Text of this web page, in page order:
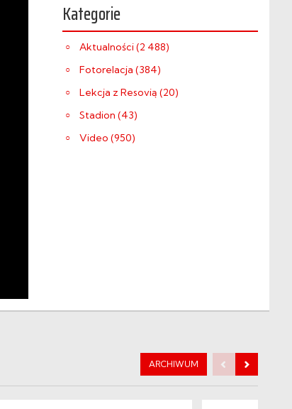
Kategorie
Aktualności (2 488)
Fotorelacja (384)
Lekcja z Resovią (20)
Stadion (43)
Video (950)
ARCHIWUM